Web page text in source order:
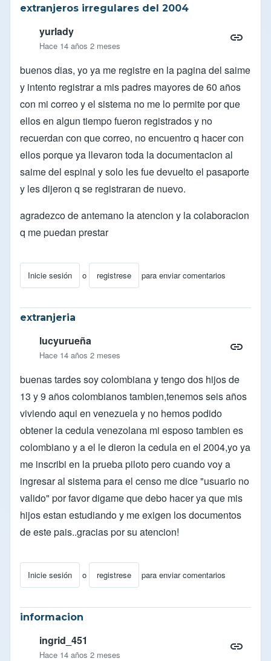
extranjeros irregulares del 2004
yurlady
Hace 14 años 2 meses
buenos dias, yo ya me registre en la pagina del saime
y intento registrar a mis padres mayores de 60 años
con mi correo y el sistema no me lo permite por que
ellos en algun tiempo fueron registrados y no
recuerdan con que correo, no encuentro q hacer con
ellos porque ya llevaron toda la documentacion al
saime del espinal y solo les fue devuelto el pasaporte
y les dijeron q se registraran de nuevo.
agradezco de antemano la atencion y la colaboracion
q me puedan prestar
Inicie sesión o registrese para enviar comentarios
extranjeria
lucyurueña
Hace 14 años 2 meses
buenas tardes soy colombiana y tengo dos hijos de
13 y 9 años colombianos tambien,tenemos seis años
viviendo aqui en venezuela y no hemos podido
obtener la cedula venezolana mi esposo tambien es
colombiano y a el le dieron la cedula en el 2004,yo ya
me inscribi en la prueba piloto pero cuando voy a
ingresar al sistema para el censo me dice "usuario no
valido" por favor digame que debo hacer ya que mis
hijos estan estudiando y me exigen los documentos
de este pais..gracias por su atencion!
Inicie sesión o registrese para enviar comentarios
informacion
ingrid_451
Hace 14 años 2 meses